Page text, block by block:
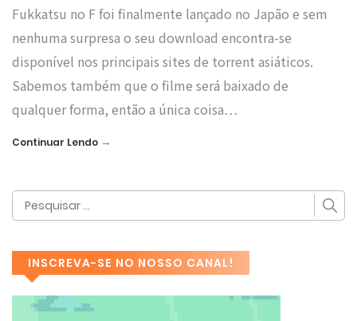
Fukkatsu no F foi finalmente lançado no Japão e sem
nenhuma surpresa o seu download encontra-se
disponível nos principais sites de torrent asiáticos.
Sabemos também que o filme será baixado de
qualquer forma, então a única coisa…
Continuar Lendo →
INSCREVA-SE NO NOSSO CANAL!